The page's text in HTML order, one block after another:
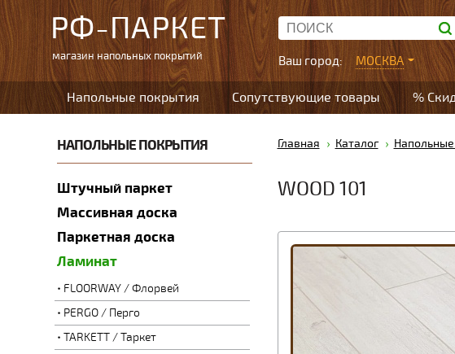
РФ-ПАРКЕТ
магазин напольных покрытий Ваш город: МОСКВА
Напольные покрытия Сопутствующие товары %
НАПОЛЬНЫЕ ПОКРЫТИЯ
Штучный паркет
Массивная доска
Паркетная доска
Ламинат
FLOORWAY / Флорвей
PERGO / Перго
TARKETT / Таркет
Главная Каталог
WOOD 101